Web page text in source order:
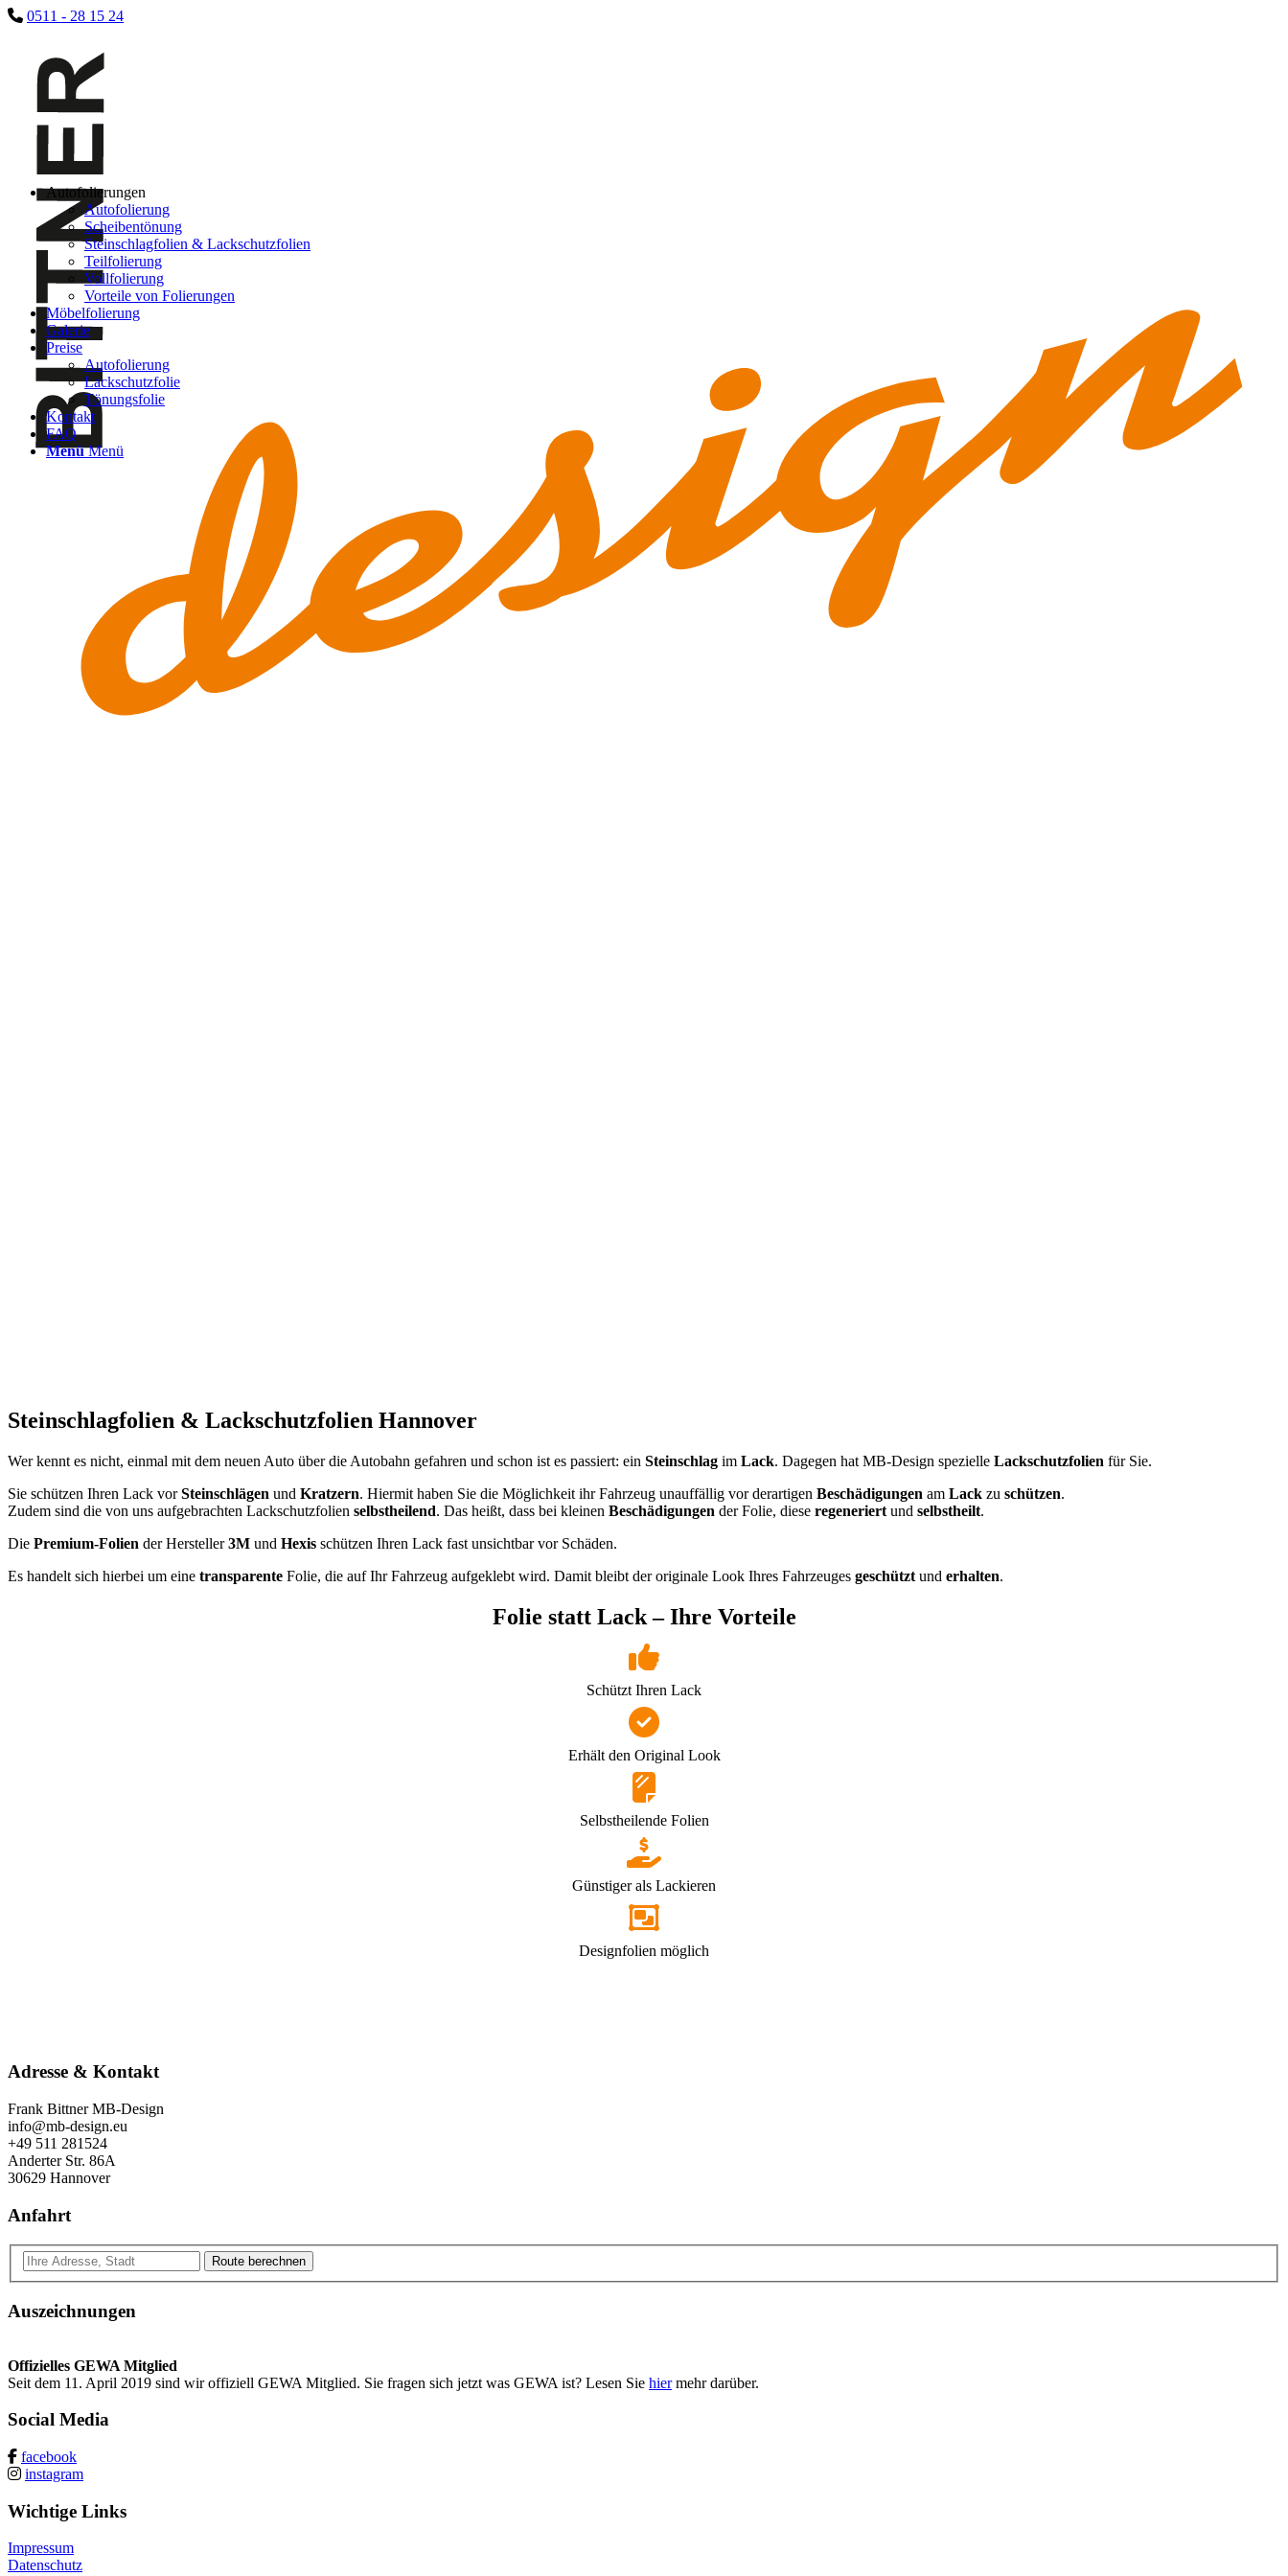
0511 - 28 15 24
Autofolierungen
Autofolierung
Scheibentönung
Steinschlagfolien & Lackschutzfolien
Teilfolierung
Vollfolierung
Vorteile von Folierungen
Möbelfolierung
Galerie
Preise
Autofolierung
Lackschutzfolie
Tönungsfolie
Kontakt
FAQ
Menü Menü
Steinschlagfolien & Lackschutzfolien Hannover
Wer kennt es nicht, einmal mit dem neuen Auto über die Autobahn gefahren und schon ist es passiert: ein Steinschlag im Lack. Dagegen hat MB-Design spezielle Lackschutzfolien für Sie.
Sie schützen Ihren Lack vorSteinschlägen und Kratzern. Hiermit haben Sie die Möglichkeit ihr Fahrzeug unauffällig vor derartigen Beschädigungen am Lack zu schützen.
Zudem sind die von uns aufgebrachten Lackschutzfolien selbstheilend. Das heißt, dass bei kleinen Beschädigungen der Folie, diese regeneriert und selbstheilt.
Die Premium-Folien der Hersteller3M und Hexis schützen Ihren Lack fast unsichtbar vor Schäden.
Es handelt sich hierbei um eine transparente Folie, die auf Ihr Fahrzeug aufgeklebt wird. Damit bleibt der originale Look Ihres Fahrzeuges geschützt und erhalten.
Folie statt Lack – Ihre Vorteile
Schützt Ihren Lack
Erhält den Original Look
Selbstheilende Folien
Günstiger als Lackieren
Designfolien möglich
Adresse & Kontakt
Frank Bittner MB-Design
info@mb-design.eu
+49 511 281524
Anderter Str. 86A
30629 Hannover
Anfahrt
Route berechnen
Auszeichnungen
Offizielles GEWA Mitglied
Seit dem 11. April 2019 sind wir offiziell GEWA Mitglied. Sie fragen sich jetzt was GEWA ist? Lesen Sie hiermehr darüber.
Social Media
facebook
instagram
Wichtige Links
Impressum
Datenschutz